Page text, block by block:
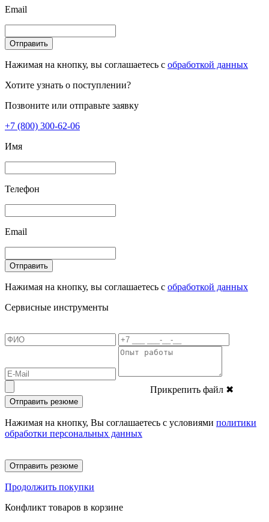
Email
Отправить
Нажимая на кнопку, вы соглашаетесь с обработкой данных
Хотите узнать о поступлении?
Позвоните или отправьте заявку
+7 (800) 300-62-06
Имя
Телефон
Email
Отправить
Нажимая на кнопку, вы соглашаетесь с обработкой данных
Сервисные инструменты
Прикрепить файл ✖
Отправить резюме
Нажимая на кнопку, Вы соглашаетесь с условиями политики
обработки персональных данных
Отправить резюме
Продолжить покупки
Конфликт товаров в корзине